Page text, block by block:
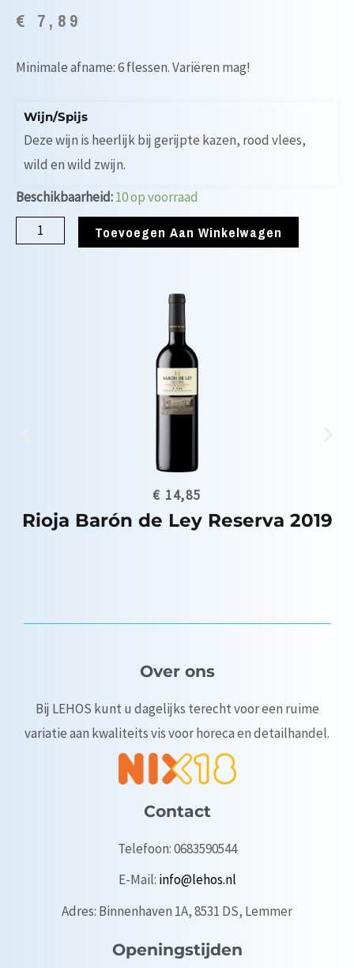
€ 7,89
Minimale afname: 6 flessen. Variëren mag!
Wijn/Spijs
Deze wijn is heerlijk bij gerijpte kazen, rood vlees,
wild en wild zwijn.
Beschikbaarheid:10 op voorraad
Toevoegen Aan Winkelwagen
€ 14,85
Rioja Barón de Ley Reserva 2019
Over ons
Bij LEHOS kunt u dagelijks terecht voor een ruime
variatie aan kwaliteits vis voor horeca en detailhandel.
Contact
Telefoon: 0683590544
E-Mail: info@lehos.nl
Adres: Binnenhaven 1A, 8531 DS, Lemmer
Openingstijden